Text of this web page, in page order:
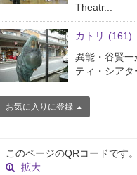
Theatr...
カトリ (161)
異能・谷賢一
ティ・シアタ
お気に入りに登録
このページのQRコードです。
拡大